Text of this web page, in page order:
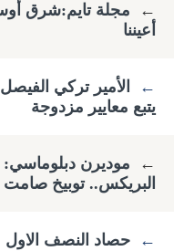
←
مجلة تايم:شرق
أعيننا
←
الأمير تركي
يتبع معايير مزدوجة
←
موديرن
البريكس.. توبيخ
← حصاد النصف الاول